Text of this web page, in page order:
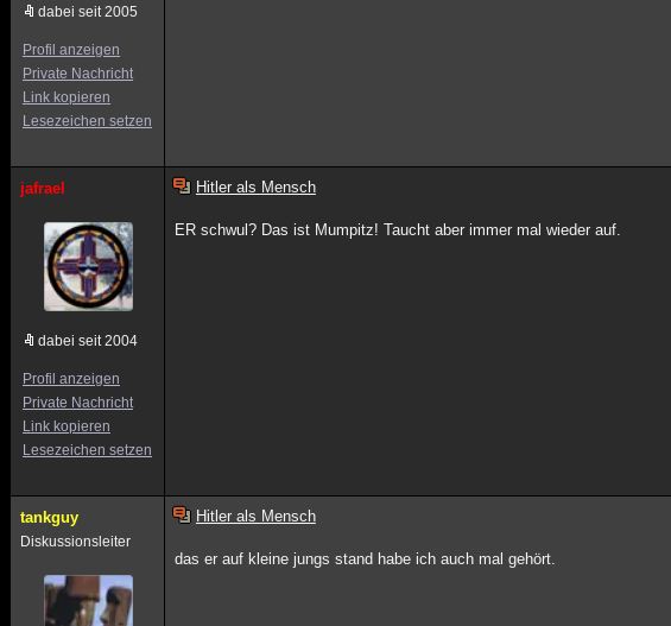
dabei seit 2005
Profil anzeigen
Private Nachricht
Link kopieren
Lesezeichen setzen
jafrael
dabei seit 2004
Profil anzeigen
Private Nachricht
Link kopieren
Lesezeichen setzen
Hitler als Mensch
ER schwul? Das ist Mumpitz! Taucht aber immer mal wieder auf.
tankguy
Diskussionsleiter
Hitler als Mensch
das er auf kleine jungs stand habe ich auch mal gehört.